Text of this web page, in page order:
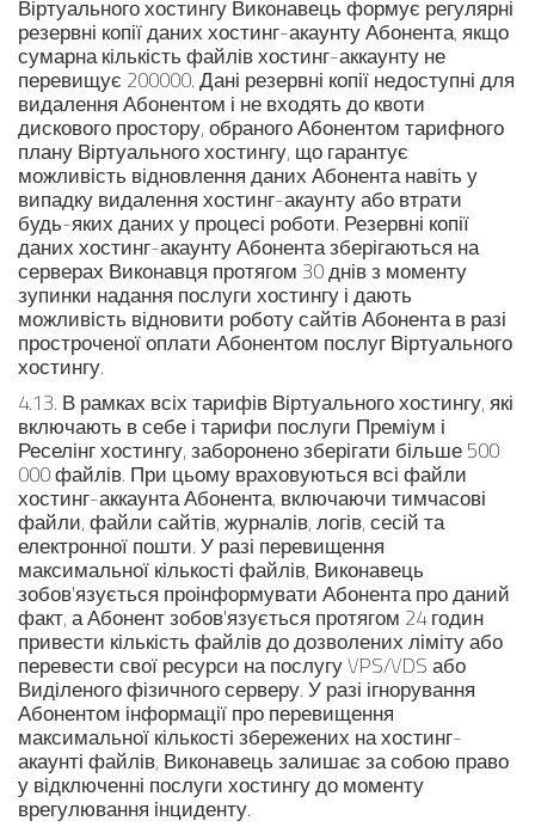
Віртуального хостингу Виконавець формує регулярні
резервні копії даних хостинг-акаунту Абонента, якщо
сумарна кількість файлів хостинг-аккаунту не
перевищує 200000. Дані резервні копії недоступні для
видалення Абонентом і не входять до квоти
дискового простору, обраного Абонентом тарифного
плану Віртуального хостингу, що гарантує
можливість відновлення даних Абонента навіть у
випадку видалення хостинг-акаунту або втрати
будь-яких даних у процесі роботи. Резервні копії
даних хостинг-акаунту Абонента зберігаються на
серверах Виконавця протягом 30 днів з моменту
зупинки надання послуги хостингу і дають
можливість відновити роботу сайтів Абонента в разі
простроченої оплати Абонентом послуг Віртуального
хостингу.
4.13. В рамках всіх тарифів Віртуального хостингу, які
включають в себе і тарифи послуги Преміум і
Реселінг хостингу, заборонено зберігати більше 500
000 файлів. При цьому враховуються всі файли
хостинг-аккаунта Абонента, включаючи тимчасові
файли, файли сайтів, журналів, логів, сесій та
електронної пошти. У разі перевищення
максимальної кількості файлів, Виконавець
зобов'язується проінформувати Абонента про даний
факт, а Абонент зобов'язується протягом 24 годин
привести кількість файлів до дозволених ліміту або
перевести свої ресурси на послугу VPS/VDS або
Виділеного фізичного серверу. У разі ігнорування
Абонентом інформації про перевищення
максимальної кількості збережених на хостинг-
акаунті файлів, Виконавець залишає за собою право
у відключенні послуги хостингу до моменту
врегулювання інциденту.